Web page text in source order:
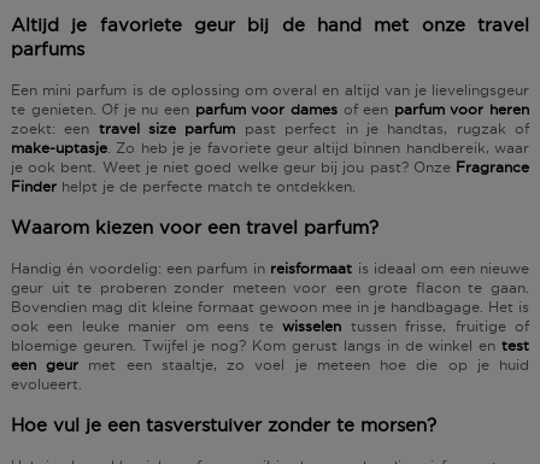
Altijd je favoriete geur bij de hand met onze travel
parfums
Een mini parfum is de oplossing om overal en altijd van je lievelingsgeur
te genieten. Of je nu een parfum voor damesof een parfum voor heren
zoekt: een travel size parfum past perfect in je handtas, rugzak of
make-uptasje. Zo heb je je favoriete geur altijd binnen handbereik, waar
je ook bent. Weet je niet goed welke geur bij jou past? Onze Fragrance
Finderhelpt je de perfecte match te ontdekken.
Waarom kiezen voor een travel parfum?
Handig én voordelig: een parfum in reisformaat is ideaal om een nieuwe
geur uit te proberen zonder meteen voor een grote flacon te gaan.
Bovendien mag dit kleine formaat gewoon mee in je handbagage . Het is
ook een leuke manier om eens tewisselen tussenfrisse, fruitige of
bloemige geuren. Twijfel je nog? Kom gerust langs in de winkel entest
een geur met een staaltje, zo voel je meteen hoe die op je huid
evolueert.
Hoe vul je een tasverstuiver zonder te morsen?